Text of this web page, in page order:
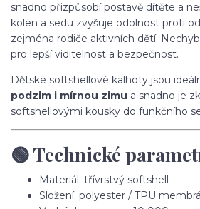
snadno přizpůsobí postavě dítěte a
kolen a sedu zvyšuje odolnost proti
zejména rodiče aktivních dětí.
pro lepší viditelnost a bezpečnost.
Dětské softshellové kalhoty jsou
podzim i mírnou zimu a snadno je
softshellovými kousky do funkčního
🟢 Technické
Materiál: třívrstvý softshell
Složení: polyester / TPU